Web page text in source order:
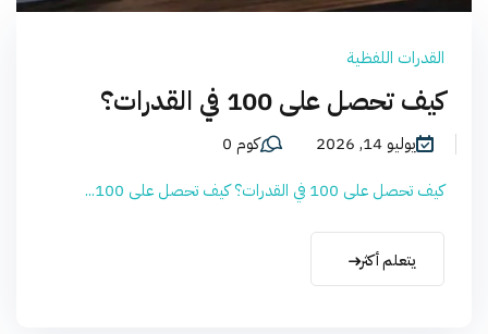
القدرات اللفظية
كيف تحصل على 100 في القدرات؟
يوليو 14, 2026
كوم 0
كيف تحصل على 100 في القدرات؟ كيف تحصل على 100...
يتعلم أكثر